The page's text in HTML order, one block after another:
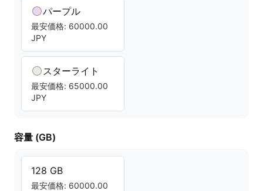
パープル
最安価格: 60000.00
JPY
スターライト
最安価格: 65000.00
JPY
容量 (GB)
128 GB
最安価格: 60000.00